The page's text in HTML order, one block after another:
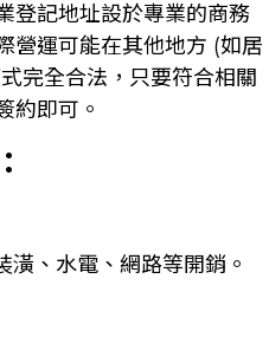
登記地址設於專業的商務
營運可能在其他地方 (如居
完全合法，只要符合相關
約即可。
潢、水電、網路等開銷。